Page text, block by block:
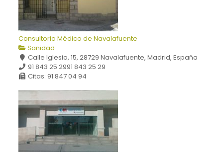
Consultorio Médico de Navalafuente
Sanidad
Calle Iglesia, 15, 28729 Navalafuente, Madrid, España
91 843 25 2991 843 25 29
Citas: 91 847 04 94